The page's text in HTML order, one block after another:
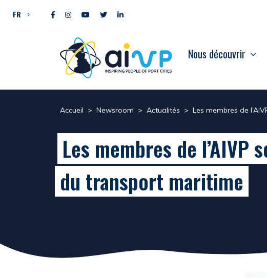
FR
Nous découvrir
Accueil > Newsroom > Actualités > Les membres de
Les membres de
du transport maritime